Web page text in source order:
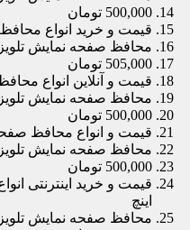
500,000 تومان
قیمت و خرید انواع محافظ
محافظ صفحه نمایش تلویزیون
505,000 تومان
قیمت و آنلاین انواع محافظ
محافظ صفحه نمایش تلویزیون
500,000 تومان
قیمت و انواع محافظ صفحه
محافظ صفحه نمایش تلویزیون
500,000 تومان
اینچ
محافظ صفحه نمایش تلویزیون